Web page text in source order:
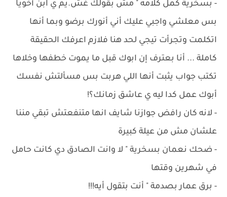
- ‏بسخرية كمل كلامه " مش بقولك غش.يم ي ابن أخويا
بس معلشي واجبي عليك أني أنورك برضو وبما أنها
اتكلمت وتجرأت تيجي لحد هنا فلازم اعرفك الحقيقة
كاملة ... أنا بعترف إن ابوك قبل ما يموت خطفها وخلاها
تكتب جواب يثبت أنها اللي هربت بس مسألتش نفسك
أبوك عمل كدا ليه ي عاشق زمانك؟!
- ‏لانه كان رافض جوازنا شايف انها متنفعتش تبقي مننا
علشان مش من عيلة كبيرة
- ‏ضحك نعمان بسخرية " لا وانت الصادق دي كانت حامل
في شهرين وقتها
- ‏برق عمار بصدمة " أنت بتقول أيه!!!